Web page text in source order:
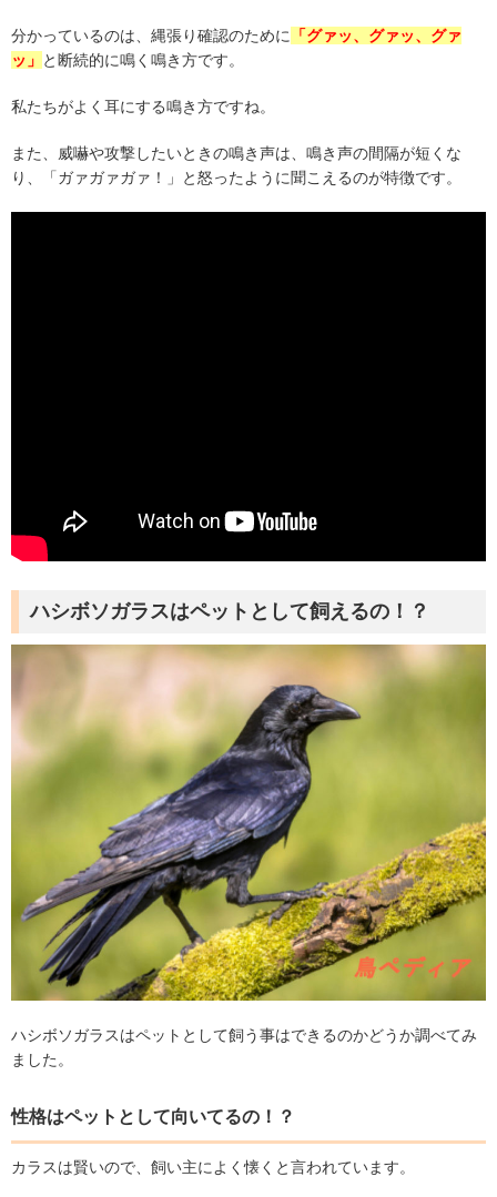
分かっているのは、縄張り確認のために 「グァッ、グァッ、グァ
ッ」 と断続的に鳴く鳴き方です。
私たちがよく耳にする鳴き方ですね。
また、威嚇や攻撃したいときの鳴き声は、鳴き声の間隔が短くな
り、「ガァガァガァ！」と怒ったように聞こえるのが特徴です。
ハシボソガラスはペットとして飼えるの！？
ハシボソガラスはペットとして飼う事はできるのかどうか調べてみ
ました。
性格はペットとして向いてるの！？
カラスは賢いので、飼い主によく懐くと言われています。